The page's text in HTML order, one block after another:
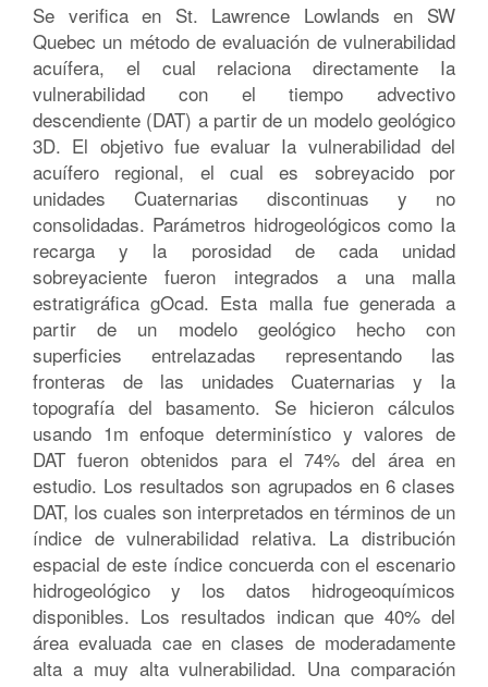
Se verifica en St. Lawrence Lowlands en SW
Quebec un método de evaluación de vulnerabilidad
acuífera, el cual relaciona directamente Ia
vulnerabilidad con el tiempo advectivo
descendiente (DAT) a partir de un modelo geológico
3D. El objetivo fue evaluar Ia vulnerabilidad del
acuífero regional, el cual es sobreyacido por
unidades Cuaternarias discontinuas y no
consolidadas. Parámetros hidrogeológicos como Ia
recarga y la porosidad de cada unidad
sobreyaciente fueron integrados a una malla
estratigráfica gOcad. Esta malla fue generada a
partir de un modelo geológico hecho con
superficies entrelazadas representando las
fronteras de las unidades Cuaternarias y Ia
topografía del basamento. Se hicieron cálculos
usando 1m enfoque determinístico y valores de
DAT fueron obtenidos para el 74% del área en
estudio. Los resultados son agrupados en 6 clases
DAT, los cuales son interpretados en términos de un
índice de vulnerabilidad relativa. La distribución
espacial de este índice concuerda con el escenario
hidrogeológico y los datos hidrogeoquímicos
disponibles. Los resultados indican que 40% del
área evaluada cae en clases de moderadamente
alta a muy alta vulnerabilidad. Una comparación